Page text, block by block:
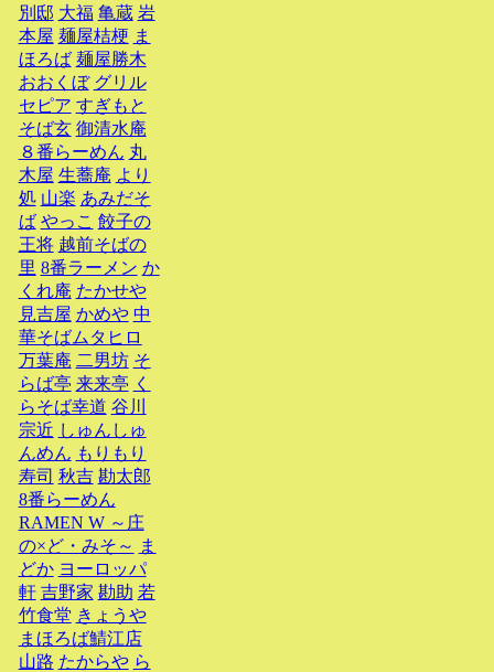
別邸 大福 亀蔵 岩
本屋 麺屋桔梗 ま
ほろば 麺屋勝木
おおくぼ グリル
セピア すぎもと
そば玄 御清水庵
８番らーめん 丸
木屋 生蕎庵 より
処 山楽 あみだそ
ば やっこ 餃子の
王将 越前そばの
里 8番ラーメン か
くれ庵 たかせや
見吉屋 かめや 中
華そばムタヒロ
万葉庵 二男坊 そ
らば亭 来来亭 く
らそば幸道 谷川
宗近 しゅんしゅ
んめん もりもり
寿司 秋吉 勘太郎
8番らーめん
RAMEN W ～庄
の×ど・みそ～ ま
どか ヨーロッパ
軒 吉野家 勘助 若
竹食堂 きょうや
まほろば鯖江店
山路 たからや ら